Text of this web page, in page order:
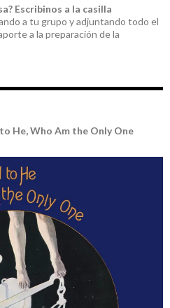
Escribinos a la casilla
a tu grupo y adjuntando todo el
a la preparación de la
He, Who Am the Only One